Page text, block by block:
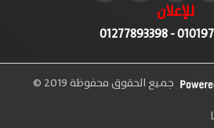
للإعلان
جميع الحقوق محفوظة 2019 ©